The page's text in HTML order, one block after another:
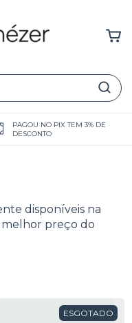
PAGOU NO PIX TEM 3% DE
DESCONTO
disponíveis na
melhor preço do
ESGOTADO